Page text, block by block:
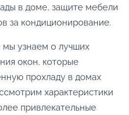
в доме, защите мебели
за кондиционирование.
мы узнаем о лучших
окон, которые
прохладу в домах
характеристики
привлекательные